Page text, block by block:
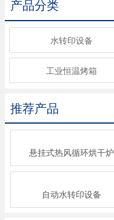
产品分类
水转印设备
工业恒温烤箱
推荐产品
悬挂式热风循环烘干炉
自动水转印设备